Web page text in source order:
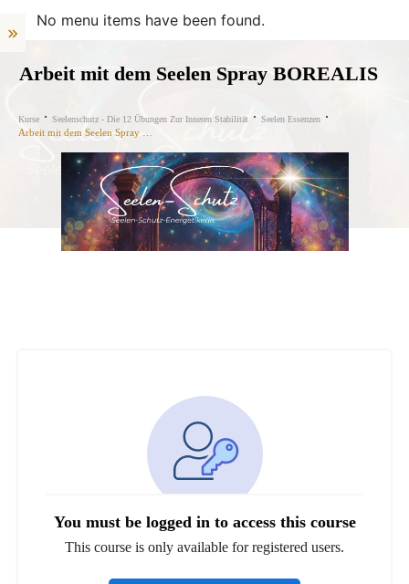
No menu items have been found.
Arbeit mit dem Seelen Spray BOREALIS
Kurse Seelenschutz - Die 12 Übungen Zur Inneren Stabilität Seelen Essenzen
You must be logged in to access this course
This course is only available for registered users.